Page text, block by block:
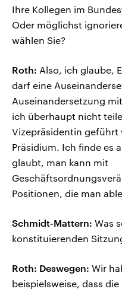
Ihre Kollegen im
Oder möglichst
wählen Sie?
Roth: Also, ich glaube,
darf eine
Auseinandersetzung
ich überhaupt nicht
Vizepräsidentin geführt
Präsidium. Ich finde es
glaubt, man kann mit
Positionen, die man
Schmidt-Mattern: Was
konstituierenden
Roth: Deswegen: Wir
beispielsweise, dass